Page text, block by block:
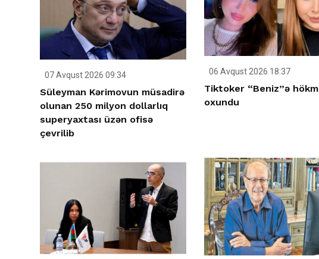
07 Avqust 2026 09:34
Süleyman Kərimovun müsadirə
olunan 250 milyon dollarlıq
superyaxtası üzən ofisə
çevrilib
06 Avqust 2026 18:37
Tiktoker “Beniz”ə hökm
oxundu